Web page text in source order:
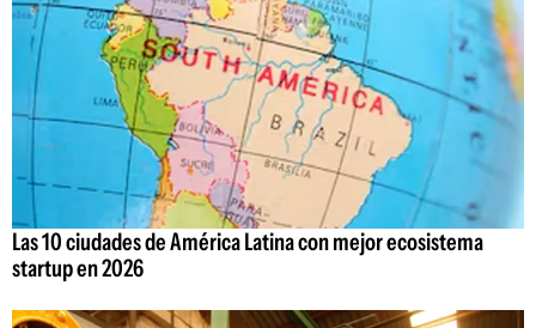
Las 10 ciudades de América Latina con mejor ecosistema
startup en 2026